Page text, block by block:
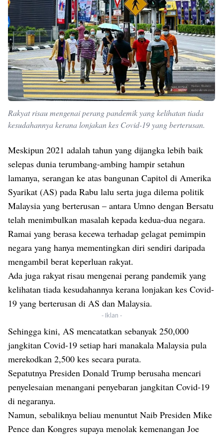
Rakyat risau mengenai perang pandemik yang kelihatan tiada
kesudahannya kerana lonjakan kes Covid-19 yang berterusan.
Meskipun 2021 adalah tahun yang dijangka lebih baik
selepas dunia terumbang-ambing hampir setahun
lamanya, serangan ke atas bangunan Capitol di Amerika
Syarikat (AS) pada Rabu lalu serta juga dilema politik
Malaysia yang berterusan – antara Umno dengan Bersatu
telah menimbulkan masalah kepada kedua-dua negara.
Ramai yang berasa kecewa terhadap gelagat pemimpin
negara yang hanya mementingkan diri sendiri daripada
mengambil berat keperluan rakyat.
Ada juga rakyat risau mengenai perang pandemik yang
kelihatan tiada kesudahannya kerana lonjakan kes Covid-
19 yang berterusan di AS dan Malaysia.
- Iklan -
Sehingga kini, AS mencatatkan sebanyak 250,000
jangkitan Covid-19 setiap hari manakala Malaysia pula
merekodkan 2,500 kes secara purata.
Sepatutnya Presiden Donald Trump berusaha mencari
penyelesaian menangani penyebaran jangkitan Covid-19
di negaranya.
Namun, sebaliknya beliau menuntut Naib Presiden Mike
Pence dan Kongres supaya menolak kemenangan Joe